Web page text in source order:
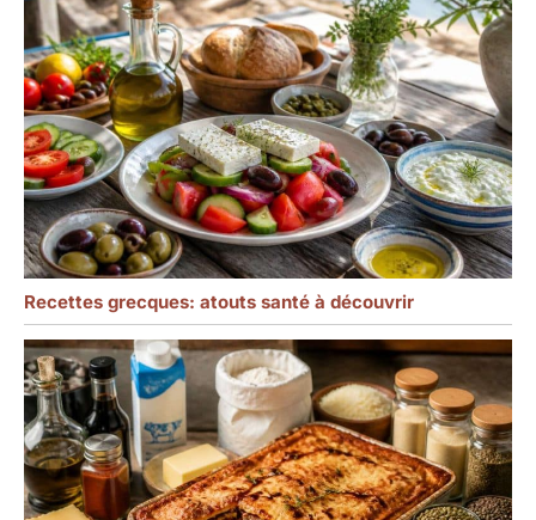
Recettes grecques: atouts santé à découvrir